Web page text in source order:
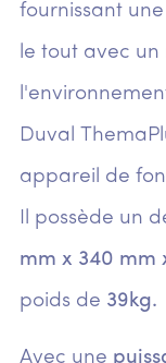
fournissant
le tout avec
Duval
appareil de
Il possède un
mm x 340 mm
poids de 39kg.
Avec une